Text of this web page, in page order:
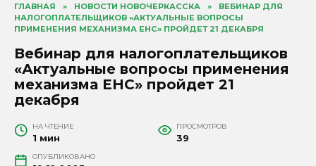
ГЛАВНАЯ » НОВОСТИ НОВОЧЕРКАССКА »
ВЕБИНАР ДЛЯ
НАЛОГОПЛАТЕЛЬЩИКОВ «АКТУАЛЬНЫЕ ВОПРОСЫ
ПРИМЕНЕНИЯ МЕХАНИЗМА ЕНС» ПРОЙДЕТ 21 ДЕКАБРЯ
Вебинар для налогоплательщиков
«Актуальные вопросы применения
механизма ЕНС» пройдет 21
декабря
НА ЧТЕНИЕ
1 мин
ПРОСМОТРОВ
39
ОПУБЛИКОВАНО